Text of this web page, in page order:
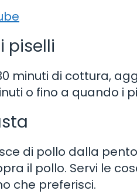
piselli
minuti di cottura,
o fino a quando i
di pollo dalla
il pollo. Servi le
che preferisci.